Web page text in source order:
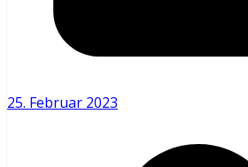
25. Februar 2023